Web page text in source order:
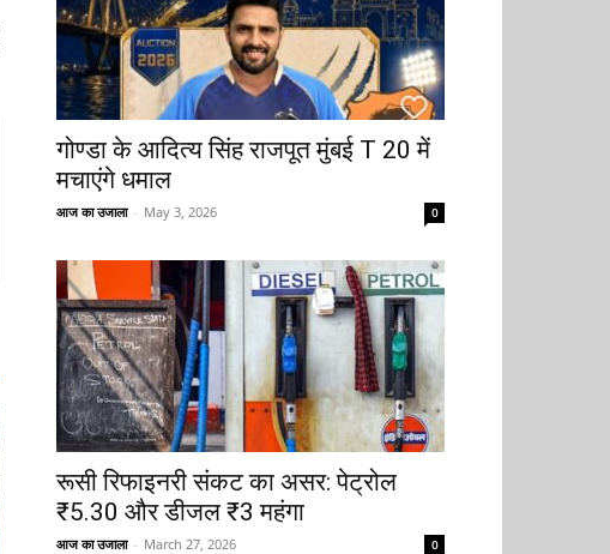
गोण्डा के आदित्य सिंह राजपूत मुंबई T 20 में
मचाएंगे धमाल
आज का उजाला - May 3, 2026 0
रूसी रिफाइनरी संकट का असर: पेट्रोल
₹5.30 और डीजल ₹3 महंगा
आज का उजाला - March 27, 2026 0